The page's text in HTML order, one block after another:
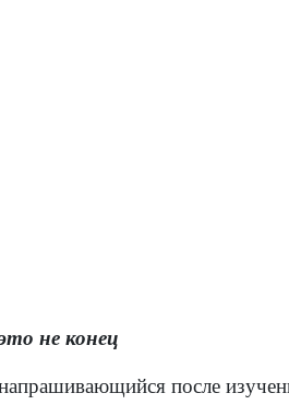
не конец
после